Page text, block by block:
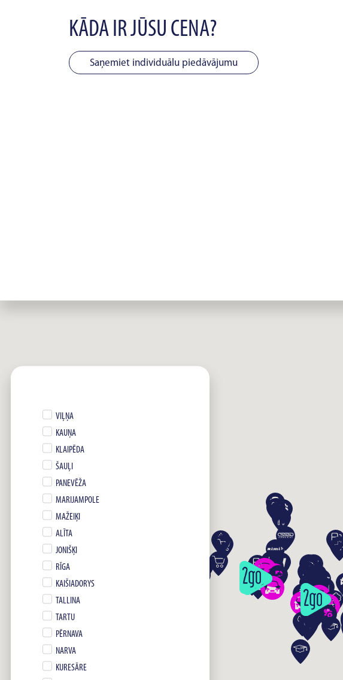
KĀDA IR JŪSU CENA?
Saņemiet individuālu piedāvājumu
VIĻŅA
KAUŅA
KLAIPĒDA
ŠAUĻI
PANEVĒŽA
MARIJAMPOLE
MAŽEIĶI
ALĪTA
JONIŠĶI
RĪGA
KAIŠIADORYS
TALLINA
TARTU
PĒRNAVA
NARVA
KURESĀRE